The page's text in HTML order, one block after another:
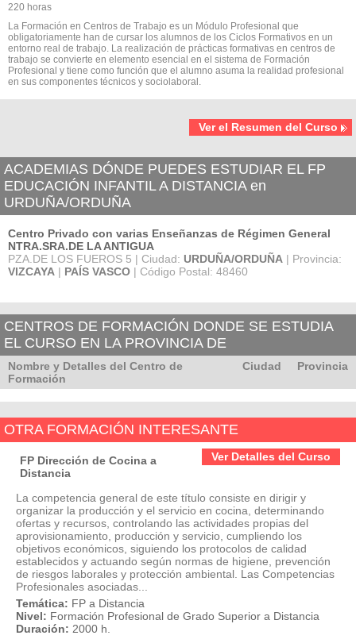
220 horas
La Formación en Centros de Trabajo es un Módulo Profesional que
obligatoriamente han de cursar los alumnos de los Ciclos Formativos en un
entorno real de trabajo. La realización de prácticas formativas en centros de
trabajo se convierte en elemento esencial en el sistema de Formación
Profesional y tiene como función que el alumno asuma la realidad profesional
en sus componentes técnicos y sociolaboral.
Ver el Resumen del Curso
ACADEMIAS DÓNDE PUEDES ESTUDIAR EL FP
EDUCACIÓN INFANTIL A DISTANCIA en
URDUÑA/ORDUÑA
Centro Privado con varias Enseñanzas de Régimen General
NTRA.SRA.DE LA ANTIGUA
PZA.DE LOS FUEROS 5 | Ciudad: URDUÑA/ORDUÑA | Provincia:
VIZCAYA | PAÍS VASCO | Código Postal: 48460
CENTROS DE FORMACIÓN DONDE SE ESTUDIA
EL CURSO EN LA PROVINCIA DE
Nombre y Detalles del Centro de
Formación
Ciudad Provincia
OTRA FORMACIÓN INTERESANTE
Ver Detalles del Curso
FP Dirección de Cocina a
Distancia
La competencia general de este título consiste en dirigir y
organizar la producción y el servicio en cocina, determinando
ofertas y recursos, controlando las actividades propias del
aprovisionamiento, producción y servicio, cumpliendo los
objetivos económicos, siguiendo los protocolos de calidad
establecidos y actuando según normas de higiene, prevención
de riesgos laborales y protección ambiental. Las Competencias
Profesionales asociadas...
Temática: FP a Distancia
Nivel: Formación Profesional de Grado Superior a Distancia
Duración: 2000 h.